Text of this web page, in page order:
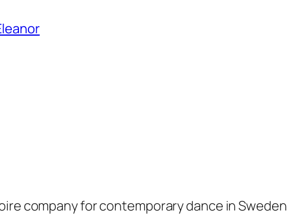
company for contemporary dance in Sweden